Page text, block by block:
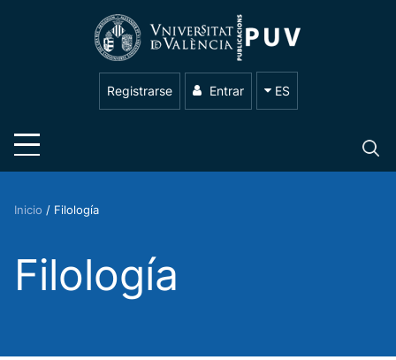
Registrarse Entrar ES
Inicio / Filología
Filología